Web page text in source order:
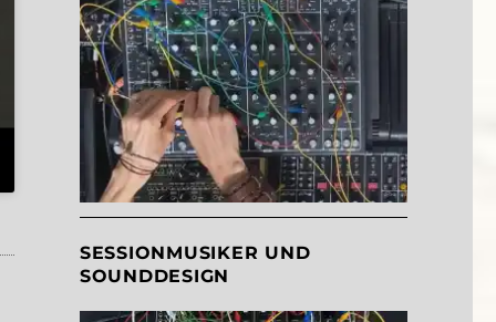
SESSIONMUSIKER UND
SOUNDDESIGN